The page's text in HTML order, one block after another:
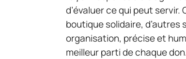
d’évaluer ce qui peut
boutique solidaire,
organisation, précise et
meilleur parti de chaque